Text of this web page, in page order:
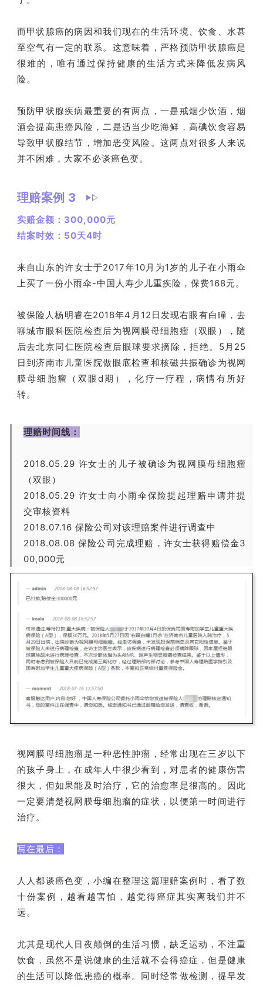
而甲状腺癌的病因和我们现在的生活环境、饮食、水甚
至空气有一定的联系。这意味着，严格预防甲状腺癌是
很难的，唯有通过保持健康的生活方式来降低发病风
险。
预防甲状腺疾病最重要的有两点，一是戒烟少饮酒，烟
酒会提高患癌风险，二是适当少吃海鲜，高碘饮食容易
导致甲状腺结节，增加恶变风险。这两点对很多人来说
并不困难，大家不必谈癌色变。
理赔案例 3
实赔金额：300,000元
结案时效：50天4时
来自山东的许女士于2017年10月为1岁的儿子在小雨伞
上买了一份小雨伞-中国人寿少儿重疾险，保费168元。
被保险人杨明睿在2018年4月12日发现右眼有白瞳，去
聊城市眼科医院检查后为视网膜母细胞瘤（双眼），随
后去北京同仁医院检查后眼球要求摘除，拒绝。5月25
日到济南市儿童医院做眼底检查和核磁共振确诊为视网
膜母细胞瘤（双眼d期），化疗一疗程，病情有所好
转。
理赔时间线：
2018.05.29 许女士的儿子被确诊为视网膜母细胞瘤
（双眼）
2018.05.29 许女士向小雨伞保险提起理赔申请并提
交审核资料
2018.07.16 保险公司对该理赔案件进行调查中
2018.08.08 保险公司完成理赔，许女士获得赔偿金3
00,000元
视网膜母细胞瘤是一种恶性肿瘤，经常出现在三岁以下
的孩子身上，在成年人中很少看到，对患者的健康伤害
很大，但如果能及时治疗，它的治愈率是很高的。因此
一定要清楚视网膜母细胞瘤的症状，以便第一时间进行
治疗。
写在最后：
人人都谈癌色变，小编在整理这篇理赔案例时，看了数
十份案例，越看越害怕，越觉得癌症其实离我们并不
远。
尤其是现代人日夜颠倒的生活习惯，缺乏运动，不注重
饮食，虽然不是说健康的生活就不会得癌症，但是健康
的生活可以降低患癌的概率。同时经常做检测，提早发